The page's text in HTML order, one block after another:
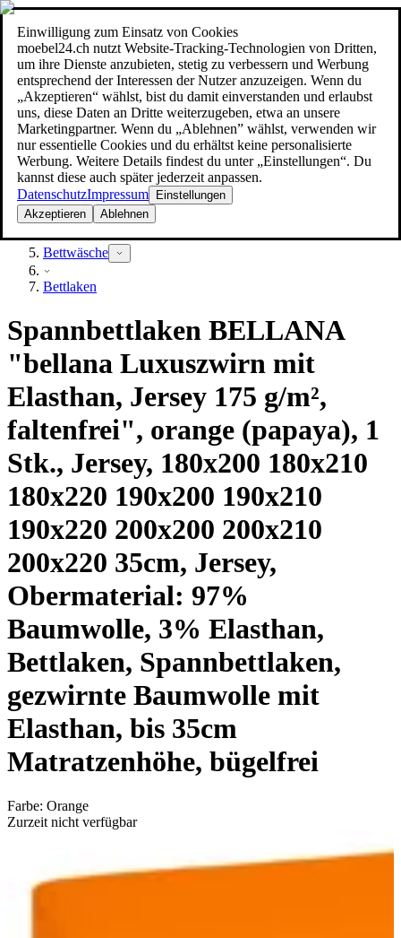
Einwilligung zum Einsatz von Cookies
moebel24.ch nutzt Website-Tracking-Technologien von Dritten,
um ihre Dienste anzubieten, stetig zu verbessern und Werbung
entsprechend der Interessen der Nutzer anzuzeigen. Wenn du
„Akzeptieren“ wählst, bist du damit einverstanden und erlaubst
uns, diese Daten an Dritte weiterzugeben, etwa an unsere
Marketingpartner. Wenn du „Ablehnen” wählst, verwenden wir
nur essentielle Cookies und du erhältst keine personalisierte
Werbung. Weitere Details findest du unter „Einstellungen“. Du
kannst diese auch später jederzeit anpassen.
DatenschutzImpressum
Einstellungen
Akzeptieren
Ablehnen
Suche
moebel dir den besten Preis!moebel dir den besten Preis!
Heimtextilien
Bettwäsche
Bettlaken
Spannbettlaken BELLANA
"bellana Luxuszwirn mit
Elasthan, Jersey 175 g/m²,
faltenfrei", orange (papaya), 1
Stk., Jersey, 180x200 180x210
180x220 190x200 190x210
190x220 200x200 200x210
200x220 35cm, Jersey,
Obermaterial: 97%
Baumwolle, 3% Elasthan,
Bettlaken, Spannbettlaken,
gezwirnte Baumwolle mit
Elasthan, bis 35cm
Matratzenhöhe, bügelfrei
Farbe: Orange
Zurzeit nicht verfügbar